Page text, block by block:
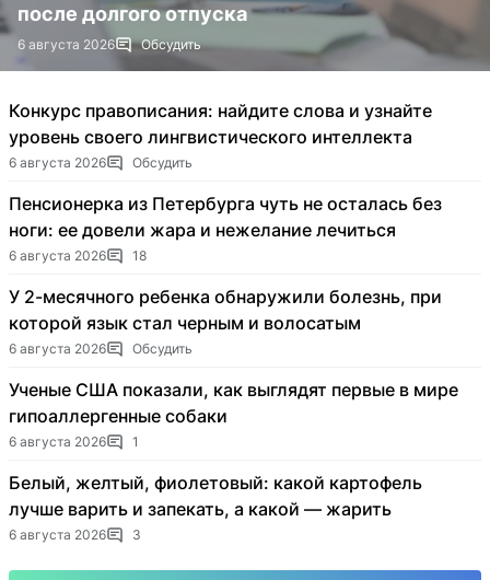
после долгого отпуска
6 августа 2026 Обсудить
Конкурс правописания: найдите слова и узнайте
уровень своего лингвистического интеллекта
6 августа 2026 Обсудить
Пенсионерка из Петербурга чуть не осталась без
ноги: ее довели жара и нежелание лечиться
6 августа 2026 18
У 2-месячного ребенка обнаружили болезнь, при
которой язык стал черным и волосатым
6 августа 2026 Обсудить
Ученые США показали, как выглядят первые в мире
гипоаллергенные собаки
6 августа 2026 1
Белый, желтый, фиолетовый: какой картофель
лучше варить и запекать, а какой — жарить
6 августа 2026 3